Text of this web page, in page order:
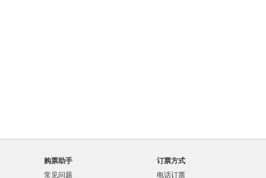
购票助手
常见问题
订票方式
电话订票